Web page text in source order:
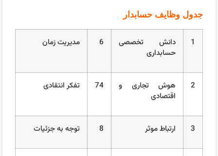
جدول وظایف حسابدار
1
دانش تخصصی
حسابداری
6 مدیریت زمان
2
هوش تجاری و
اقتصادی
74 تفکر انتقادی
3 ارتباط موثر 8 توجه به جزئیات